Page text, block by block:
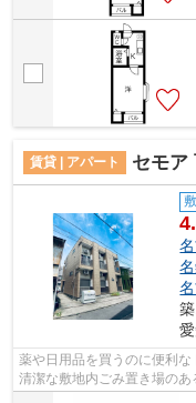
賃貸 | アパート セモア
薬や日用品を買うのに便利な
清潔な敷地内ごみ置き場の